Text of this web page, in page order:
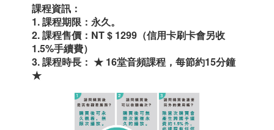
課程資訊：
1. 課程期限：永久。
2. 課程售價： NT $ 1299 （信用卡刷卡會另收
1.5%手續費）
3. 課程時長： ★ 16堂音頻課程，每節約15分鐘
★